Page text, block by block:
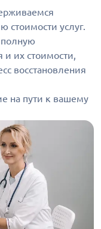
стоимости услуг.
полную
и их стоимости,
восстановления
на пути к вашему